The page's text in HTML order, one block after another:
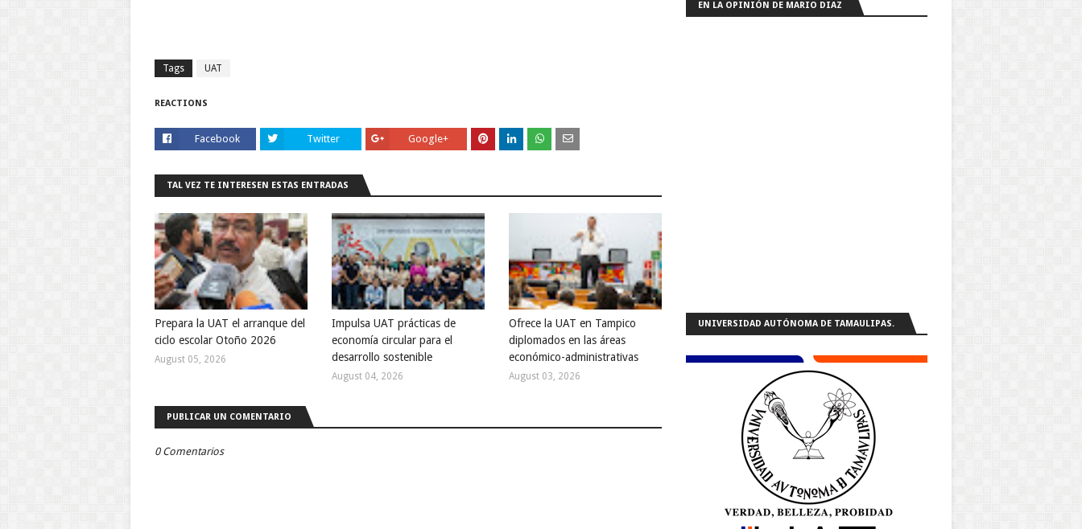
Tags UAT
REACTIONS
Facebook Twitter Google+
TAL VEZ TE INTERESEN ESTAS ENTRADAS
Prepara la UAT el arranque del
ciclo escolar Otoño 2026
August 05, 2026
Impulsa UAT prácticas de
economía circular para el
desarrollo sostenible
August 04, 2026
Ofrece la UAT en Tampico
diplomados en las áreas
económico-administrativas
August 03, 2026
PUBLICAR UN COMENTARIO
0 Comentarios
EN LA OPINIÓN DE MARIO DIAZ
UNIVERSIDAD AUTÓNOMA DE TAMAULIPAS.